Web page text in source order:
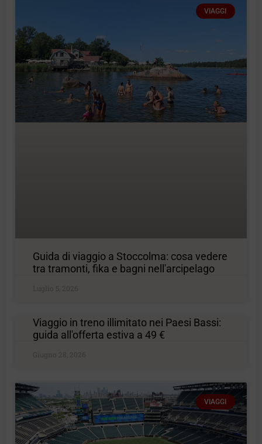
VIAGGI
Guida di viaggio a Stoccolma: cosa vedere
tra tramonti, fika e bagni nell'arcipelago
Luglio 5, 2026
Viaggio in treno illimitato nei Paesi Bassi:
guida all'offerta estiva a 49 €
Giugno 28, 2026
VIAGGI